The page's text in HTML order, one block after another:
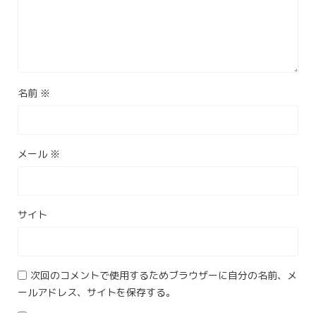
名前 ※
メール ※
サイト
次回のコメントで使用するためブラウザーに自分の名前、メ
ールアドレス、サイトを保存する。